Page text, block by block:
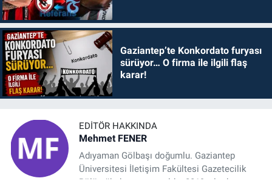
Gaziantep’te Konkordato furyası
sürüyor… O firma ile ilgili flaş
karar!
EDITÖR HAKKINDA
Mehmet FENER
Adıyaman Gölbaşı doğumlu. Gaziantep
Üniversitesi İletişim Fakültesi Gazetecilik